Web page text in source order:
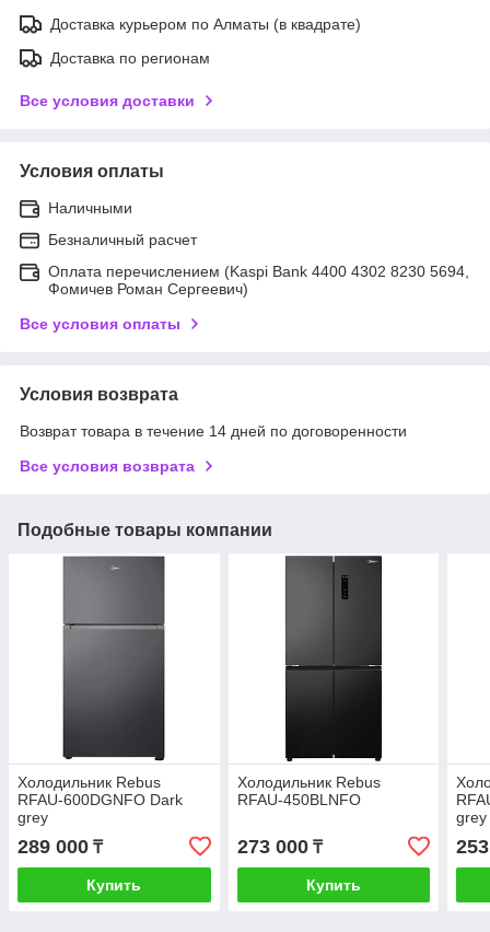
Доставка курьером по Алматы (в квадрате)
Доставка по регионам
Все условия доставки
Условия оплаты
Наличными
Безналичный расчет
Оплата перечислением (Kaspi Bank 4400 4302 8230 5694,
Фомичев Роман Сергеевич)
Все условия оплаты
Условия возврата
Возврат товара в течение 14 дней по договоренности
Все условия возврата
Подобные товары компании
Холодильник Rebus
RFAU-600DGNFO Dark
grey
289 000 ₸
Купить
Холодильник Rebus
RFAU-450BLNFO
273 000₸
Купить
grey